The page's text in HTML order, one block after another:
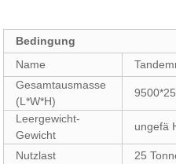
Bedingung
Name
Gesamtausmasse
(L*W*H)
Leergewicht-
Gewicht
ungefä
Nutzlast
25